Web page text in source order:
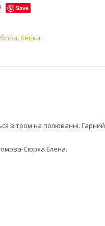
Save
,Кепки
вітром на полюванні. Гарний
Сюрха Елена.